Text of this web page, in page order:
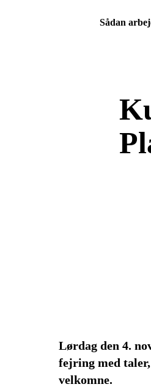
Sådan
Lørdag den 4.
fejring med
velkomne.